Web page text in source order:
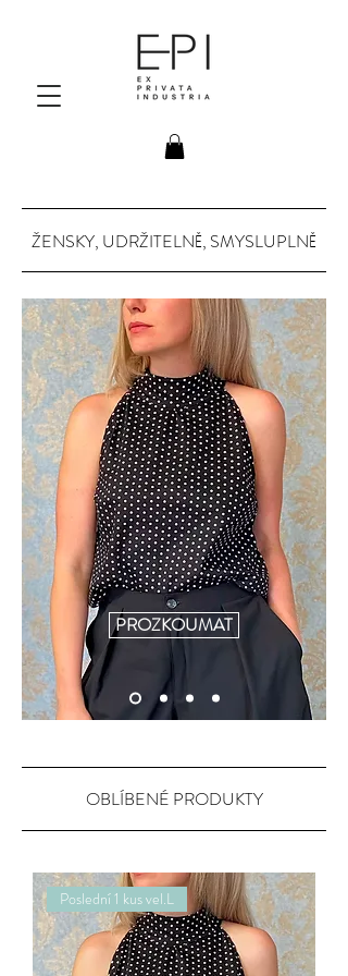
ŽENSKY, UDRŽITELNĚ, SMYSLUPLNĚ
PROZKOUMAT
OBLÍBENÉ PRODUKTY
Poslední 1 kus vel.L